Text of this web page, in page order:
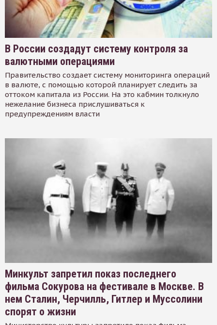
В России создадут систему контроля за
валютными операциями
Правительство создает систему мониторинга операций
в валюте, с помощью которой планирует следить за
оттоком капитала из России. На это кабмин толкнуло
нежелание бизнеса прислушиваться к
предупреждениям власти
Минкульт запретил показ последнего
фильма Сокурова на фестивале в Москве. В
нем Сталин, Черчилль, Гитлер и Муссолини
спорят о жизни